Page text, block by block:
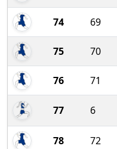
74 69
75 70
76 71
77 6
78 72